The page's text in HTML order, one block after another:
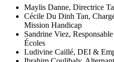
Maylis Danne, Directrice
Cécile Du Dinh Tan,
Mission Handicap
Sandrine Viez,
Écoles
Ludivine Caillé, DEI &